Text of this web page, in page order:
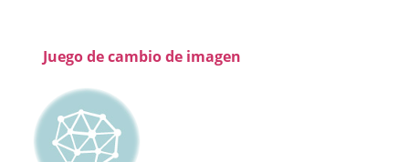
Juego de cambio de imagen